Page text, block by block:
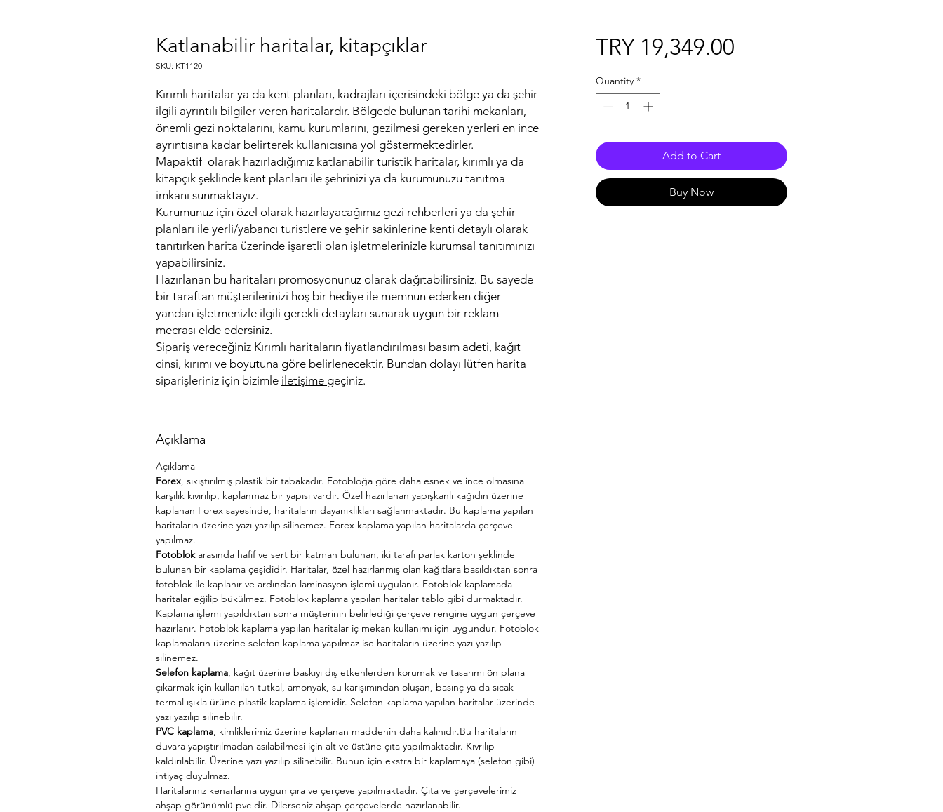
Katlanabilir haritalar, kitapçıklar
SKU: KT1120
Kırımlı haritalar ya da kent planları, kadrajları içerisindeki bölge ya da şehir
ilgili ayrıntılı bilgiler veren haritalardır. Bölgede bulunan tarihi mekanları,
önemli gezi noktalarını, kamu kurumlarını, gezilmesi gereken yerleri en ince
ayrıntısına kadar belirterek kullanıcısına yol göstermektedirler.
Mapaktif olarak hazırladığımız katlanabilir turistik haritalar, kırımlı ya da
kitapçık şeklinde kent planları ile şehrinizi ya da kurumunuzu tanıtma
imkanı sunmaktayız.
Kurumunuz için özel olarak hazırlayacağımız gezi rehberleri ya da şehir
planları ile yerli/yabancı turistlere ve şehir sakinlerine kenti detaylı olarak
tanıtırken harita üzerinde işaretli olan işletmelerinizle kurumsal tanıtımınızı
yapabilirsiniz.
Hazırlanan bu haritaları promosyonunuz olarak dağıtabilirsiniz. Bu sayede
bir taraftan müşterilerinizi hoş bir hediye ile memnun ederken diğer
yandan işletmenizle ilgili gerekli detayları sunarak uygun bir reklam
mecrası elde edersiniz.
Sipariş vereceğiniz Kırımlı haritaların fiyatlandırılması basım adeti, kağıt
cinsi, kırımı ve boyutuna göre belirlenecektir. Bundan dolayı lütfen harita
siparişleriniz için bizimle iletişime geçiniz.
Açıklama
Açıklama
Forex, sıkıştırılmış plastik bir tabakadır. Fotobloğa göre daha esnek ve ince olmasına
karşılık kıvırılıp, kaplanmaz bir yapısı vardır. Özel hazırlanan yapışkanlı kağıdın üzerine
kaplanan Forex sayesinde, haritaların dayanıklıkları sağlanmaktadır. Bu kaplama yapılan
haritaların üzerine yazı yazılıp silinemez. Forex kaplama yapılan haritalarda çerçeve
yapılmaz.
Fotoblokarasında hafif ve sert bir katman bulunan, iki tarafı parlak karton şeklinde
bulunan bir kaplama çeşididir. Haritalar, özel hazırlanmış olan kağıtlara basıldıktan sonra
fotoblok ile kaplanır ve ardından laminasyon işlemi uygulanır. Fotoblok kaplamada
haritalar eğilip bükülmez. Fotoblok kaplama yapılan haritalar tablo gibi durmaktadır.
Kaplama işlemi yapıldıktan sonra müşterinin belirlediği çerçeve rengine uygun çerçeve
hazırlanır. Fotoblok kaplama yapılan haritalar iç mekan kullanımı için uygundur. Fotoblok
kaplamaların üzerine selefon kaplama yapılmaz ise haritaların üzerine yazı yazılıp
silinemez.
Selefon kaplama, kağıt üzerine baskıyı dış etkenlerden korumak ve tasarımı ön plana
çıkarmak için kullanılan tutkal, amonyak, su karışımından oluşan, basınç ya da sıcak
termal ışıkla ürüne plastik kaplama işlemidir. Selefon kaplama yapılan haritalar üzerinde
yazı yazılıp silinebilir.
PVC kaplama, kimliklerimiz üzerine kaplanan maddenin daha kalınıdır.Bu haritaların
duvara yapıştırılmadan asılabilmesi için alt ve üstüne çıta yapılmaktadır. Kıvrılıp
kaldırılabilir. Üzerine yazı yazılıp silinebilir. Bunun için ekstra bir kaplamaya (selefon gibi)
ihtiyaç duyulmaz.
Haritalarınız kenarlarına uygun çıra ve çerçeve yapılmaktadır. Çıta ve çerçevelerimiz
ahşap görünümlü pvc dir. Dilerseniz ahşap çerçevelerde hazırlanabilir.
TRY 19,349.00Price
Quantity *
Add to Cart
Buy Now